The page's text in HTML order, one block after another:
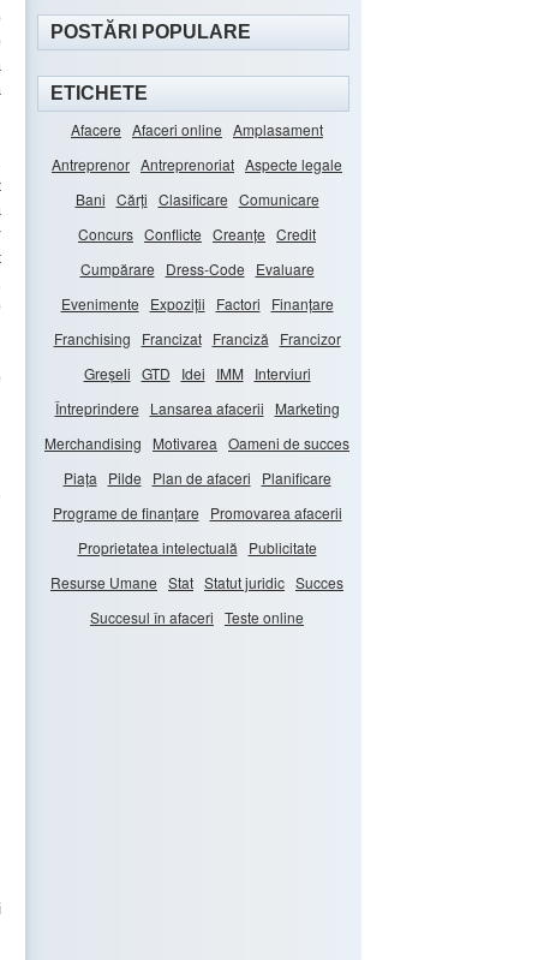
POSTĂRI POPULARE
ETICHETE
Afacere Afaceri online Amplasament
Antreprenor Antreprenoriat Aspecte legale
Bani Cărți Clasificare Comunicare
Concurs Conflicte Creanțe Credit
Cumpărare
Dress-Code
Evaluare
Evenimente
Expoziții Factori
Finanțare
Franchising
Francizat Franciză
Francizor
Greșeli GTD Idei IMM
Interviuri
Întreprindere
Lansarea afacerii
Marketing
Merchandising
Motivarea Oameni de succes
Piața
Pilde Plan de afaceri
Planificare
Programe de finanțare
Promovarea afacerii
Proprietatea intelectuală
Publicitate
Resurse Umane Stat Statut juridic Succes
Succesul în afaceri Teste online